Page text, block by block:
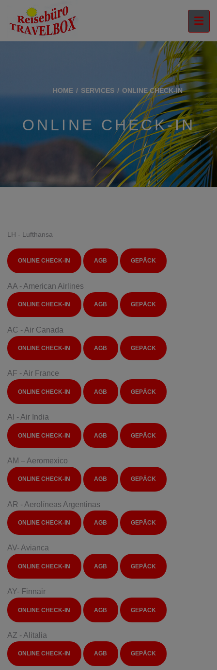
HOME SERVICES ONLINE CHECK-IN
ONLINE CHECK-IN
LH - Lufthansa
ONLINE CHECK-IN AGB GEPÄCK
AA - American Airlines
ONLINE CHECK-IN AGB GEPÄCK
AC - Air Canada
ONLINE CHECK-IN AGB GEPÄCK
AF - Air France
ONLINE CHECK-IN AGB GEPÄCK
AI - Air India
ONLINE CHECK-IN AGB GEPÄCK
AM – Aeromexico
ONLINE CHECK-IN AGB GEPÄCK
AR - Aerolíneas Argentinas
ONLINE CHECK-IN AGB GEPÄCK
AV- Avianca
ONLINE CHECK-IN AGB GEPÄCK
AY- Finnair
ONLINE CHECK-IN AGB GEPÄCK
AZ - Alitalia
ONLINE CHECK-IN AGB GEPÄCK